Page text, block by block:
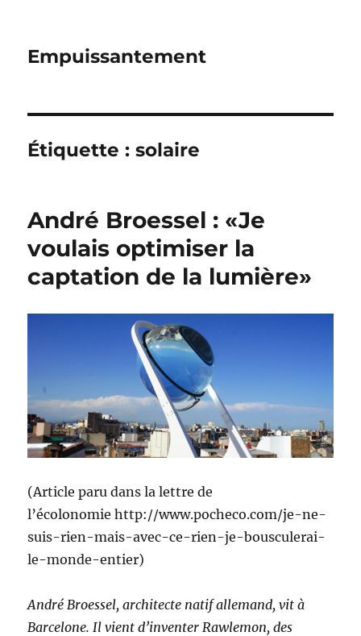
Empuissantement
Étiquette :solaire
André Broessel : «Je
voulais optimiser la
captation de la lumière»
(Article paru dans la lettre de
l’écolonomie http://www.pocheco.com/je-ne-
suis-rien-mais-avec-ce-rien-je-bousculerai-
le-monde-entier)
André Broessel, architecte natif allemand, vit à
Barcelone. Il vient d’inventer Rawlemon, des